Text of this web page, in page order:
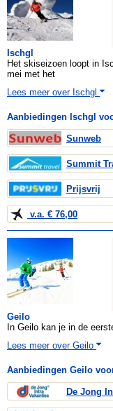
Ischgl
Het skiseizoen loopt in
mei met het
Lees meer over Ischgl
Aanbiedingen Ischgl
Sunweb
Summit
Prijsvrij
v.a. € 76,00
Geilo
In Geilo kan je in de
Lees meer over Geilo
Aanbiedingen Geilo
De Jong